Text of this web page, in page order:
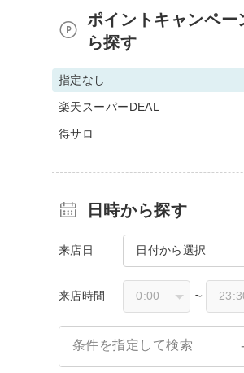
ポイントキャンペー
ら探す
指定なし
楽天スーパーDEAL
得サロ
日時から探す
来店日 日付から選択
来店時間 〜
条件を指定して検索